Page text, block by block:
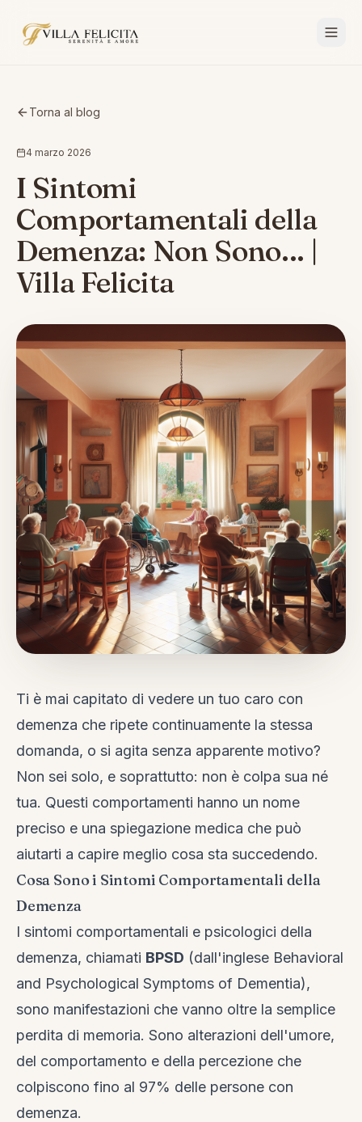
Torna al blog
4 marzo 2026
I Sintomi
Comportamentali della
Demenza: Non Sono... |
Villa Felicita
Ti è mai capitato di vedere un tuo caro con
demenza che ripete continuamente la stessa
domanda, o si agita senza apparente motivo?
Non sei solo, e soprattutto: non è colpa sua né
tua. Questi comportamenti hanno un nome
preciso e una spiegazione medica che può
aiutarti a capire meglio cosa sta succedendo.
Cosa Sono i Sintomi Comportamentali della
Demenza
I sintomi comportamentali e psicologici della
demenza, chiamati BPSD (dall'inglese Behavioral
and Psychological Symptoms of Dementia),
sono manifestazioni che vanno oltre la semplice
perdita di memoria. Sono alterazioni dell'umore,
del comportamento e della percezione che
colpiscono fino al 97% delle persone con
demenza.